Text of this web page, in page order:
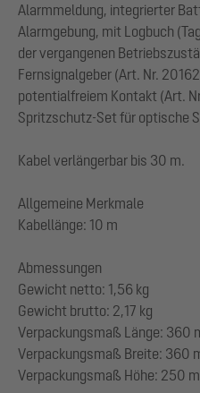
Alarmmeldung, integrierter
Alarmgebung, mit Logbuch
der vergangenen
Fernsignalgeber (Art. Nr.
potentialfreiem Kontakt (Art.
Spritzschutz-Set für optische
Kabel verlängerbar bis 30 m.
Allgemeine Merkmale
Kabellänge: 10 m
Abmessungen
Gewicht netto: 1,56 kg
Gewicht brutto: 2,17 kg
Verpackungsmaß Länge: 360
Verpackungsmaß Breite: 360
Verpackungsmaß Höhe: 250